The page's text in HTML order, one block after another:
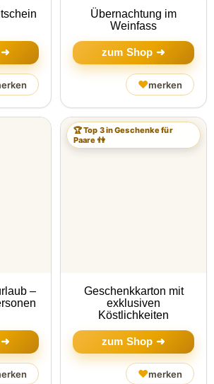
➜
Übernachtung im
Weinfass
zum Shop ➜
♥merken
–
➜
🏆 Top 3 in Geschenke für
Paare 👫
Geschenkkarton mit
exklusiven
Köstlichkeiten
zum Shop ➜
♥merken